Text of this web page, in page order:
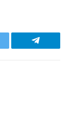
Telegram